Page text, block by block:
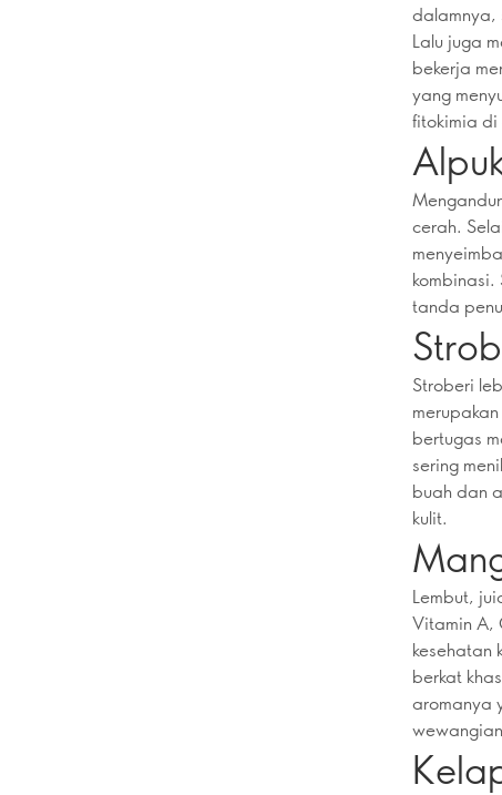
dalamnya,
Lalu juga
bekerja
yang
fitokimia di
cerah.
tanda
Stroberi
bertugas
sering
buah dan
kulit.
Lembut,
Vitamin A,
kesehatan
berkat
aromanya